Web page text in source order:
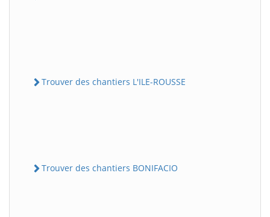
Trouver des chantiers L'ILE-ROUSSE
Trouver des chantiers BONIFACIO